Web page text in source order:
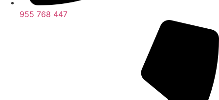
955 768 447